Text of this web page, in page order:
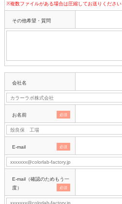
※複数ファイルがある場合は圧縮してお送りください
その他希望・質問
会社名
お名前 必須
E-mail 必須
E-mail（確認のためもう一
度）
必須